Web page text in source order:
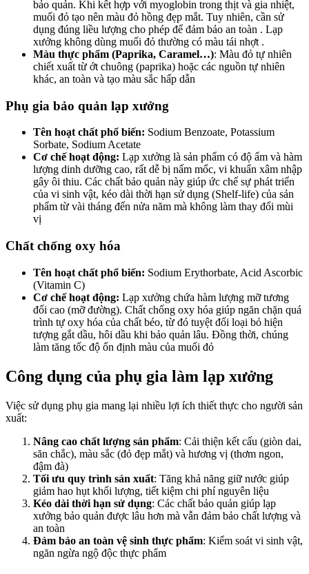
bảo quản. Khi kết hợp với myoglobin trong thịt và gia nhiệt,
muối đỏ tạo nên màu đỏ hồng đẹp mắt. Tuy nhiên, cần sử
dụng đúng liều lượng cho phép để đảm bảo an toàn . Lạp
xưởng không dùng muối đỏ thường có màu tái nhợt .
Màu thực phẩm (Paprika, Caramel…): Màu đỏ tự nhiên
chiết xuất từ ớt chuông (paprika) hoặc các nguồn tự nhiên
khác, an toàn và tạo màu sắc hấp dẫn
Phụ gia bảo quản lạp xưởng
Tên hoạt chất phổ biến: Sodium Benzoate, Potassium
Sorbate, Sodium Acetate
Cơ chế hoạt động: Lạp xưởng là sản phẩm có độ ẩm và hàm
lượng dinh dưỡng cao, rất dễ bị nấm mốc, vi khuẩn xâm nhập
gây ôi thiu. Các chất bảo quản này giúp ức chế sự phát triển
của vi sinh vật, kéo dài thời hạn sử dụng (Shelf-life) của sản
phẩm từ vài tháng đến nửa năm mà không làm thay đổi mùi
vị
Chất chống oxy hóa
Tên hoạt chất phổ biến: Sodium Erythorbate, Acid Ascorbic
(Vitamin C)
Cơ chế hoạt động: Lạp xưởng chứa hàm lượng mỡ tương
đối cao (mỡ đường). Chất chống oxy hóa giúp ngăn chặn quá
trình tự oxy hóa của chất béo, từ đó tuyệt đối loại bỏ hiện
tượng gắt dầu, hôi dầu khi bảo quản lâu. Đồng thời, chúng
làm tăng tốc độ ổn định màu của muối đỏ
Công dụng của phụ gia làm lạp xưởng
Việc sử dụng phụ gia mang lại nhiều lợi ích thiết thực cho người sản
xuất:
Nâng cao chất lượng sản phẩm: Cải thiện kết cấu (giòn dai,
săn chắc), màu sắc (đỏ đẹp mắt) và hương vị (thơm ngon,
đậm đà)
Tối ưu quy trình sản xuất: Tăng khả năng giữ nước giúp
giảm hao hụt khối lượng, tiết kiệm chi phí nguyên liệu
Kéo dài thời hạn sử dụng: Các chất bảo quản giúp lạp
xưởng bảo quản được lâu hơn mà vẫn đảm bảo chất lượng và
an toàn
Đảm bảo an toàn vệ sinh thực phẩm: Kiểm soát vi sinh vật,
ngăn ngừa ngộ độc thực phẩm